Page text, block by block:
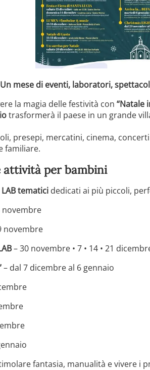
mese di eventi, laboratori,
la magia delle festività con “Natale
trasformerà il paese in un grande
presepi, mercatini, cinema,
familiare.
per bambini
LAB tematici dedicati ai più piccoli,
novembre
novembre
– 30 novembre • 7 • 14 • 21
– dal 7 dicembre al 6 gennaio
fantasia, manualità e vivere i